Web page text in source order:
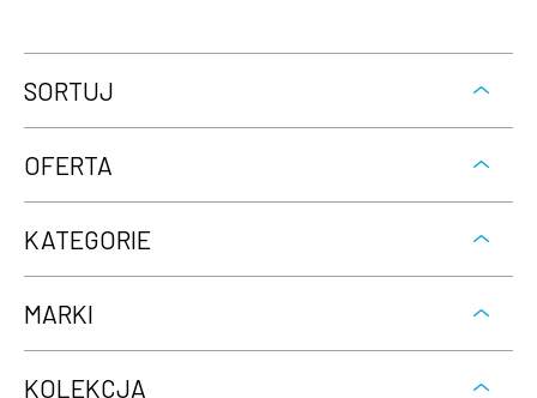
SORTUJ
OFERTA
KATEGORIE
MARKI
KOLEKCJA